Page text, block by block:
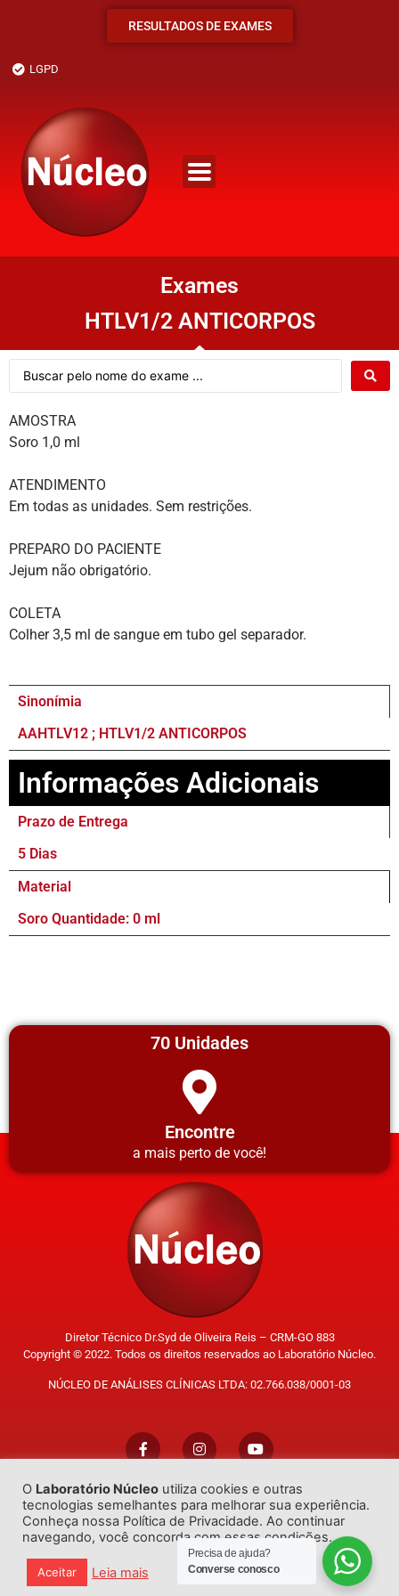
RESULTADOS DE EXAMES
LGPD
Exames
HTLV1/2 ANTICORPOS
AMOSTRA
Soro 1,0 ml
ATENDIMENTO
Em todas as unidades. Sem restrições.
PREPARO DO PACIENTE
Jejum não obrigatório.
COLETA
Colher 3,5 ml de sangue em tubo gel separador.
Sinonímia
AAHTLV12 ; HTLV1/2 ANTICORPOS
Informações Adicionais
Prazo de Entrega
5 Dias
Material
Soro Quantidade: 0 ml
70 Unidades
Encontre
a mais perto de você!
Diretor Técnico Dr.Syd de Oliveira Reis – CRM-GO 883
Copyright © 2022. Todos os direitos reservados ao Laboratório Núcleo.
NÚCLEO DE ANÁLISES CLÍNICAS LTDA: 02.766.038/0001-03
Trabalhe Conosco
Desenvolvido porGO!Sites
O Laboratório Núcleo utiliza cookies e outras
tecnologias semelhantes para melhorar sua experiência.
Conheça nossa Política de Privacidade. Ao continuar
navegando, você concorda com essas condições.
Aceitar Leia mais
Precisa de ajuda?
Converse conosco